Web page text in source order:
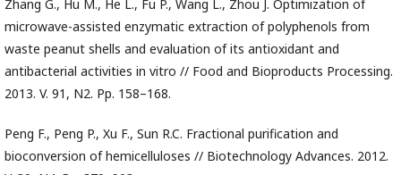
Zhang G., Hu M., He L., Fu P., Wang L., Zhou J. Optimization of
microwave-assisted enzymatic extraction of polyphenols from
waste peanut shells and evaluation of its antioxidant and
antibacterial activities in vitro // Food and Bioproducts Processing.
2013. V. 91, N2. Pp. 158–168.
Peng F., Peng P., Xu F., Sun R.C. Fractional purification and
bioconversion of hemicelluloses // Biotechnology Advances. 2012.